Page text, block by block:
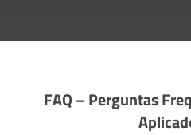
FAQ – Perguntas